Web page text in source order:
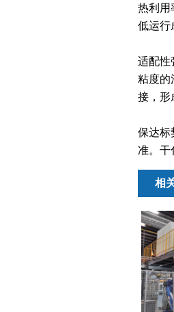
热利用
低运行
适配性
粘度的
接，形
保达标
准。干
相